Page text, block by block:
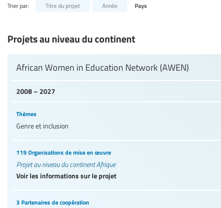
Trier par: Titre du projet Année Pays
Projets au niveau du continent
2008 – 2027
African Women in Education Network (AWEN)
Thèmes
Genre et inclusion
119 Organisations de mise en œuvre
Projet au niveau du continent Afrique
Voir les informations sur le projet
3 Partenaires de coopération